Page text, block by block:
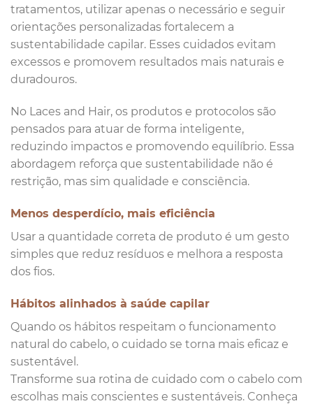
tratamentos, utilizar apenas o necessário e seguir
orientações personalizadas fortalecem a
sustentabilidade capilar. Esses cuidados evitam
excessos e promovem resultados mais naturais e
duradouros.
No Laces and Hair, os produtos e protocolos são
pensados para atuar de forma inteligente,
reduzindo impactos e promovendo equilíbrio. Essa
abordagem reforça que sustentabilidade não é
restrição, mas sim qualidade e consciência.
Menos desperdício, mais eficiência
Usar a quantidade correta de produto é um gesto
simples que reduz resíduos e melhora a resposta
dos fios.
Hábitos alinhados à saúde capilar
Quando os hábitos respeitam o funcionamento
natural do cabelo, o cuidado se torna mais eficaz e
sustentável.
Transforme sua rotina de cuidado com o cabelo com
escolhas mais conscientes e sustentáveis. Conheça